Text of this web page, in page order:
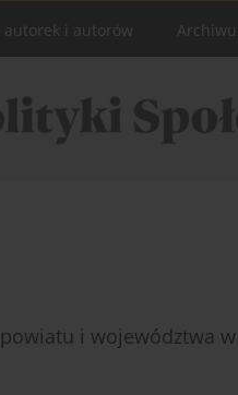
autorek i autorów
i województwa